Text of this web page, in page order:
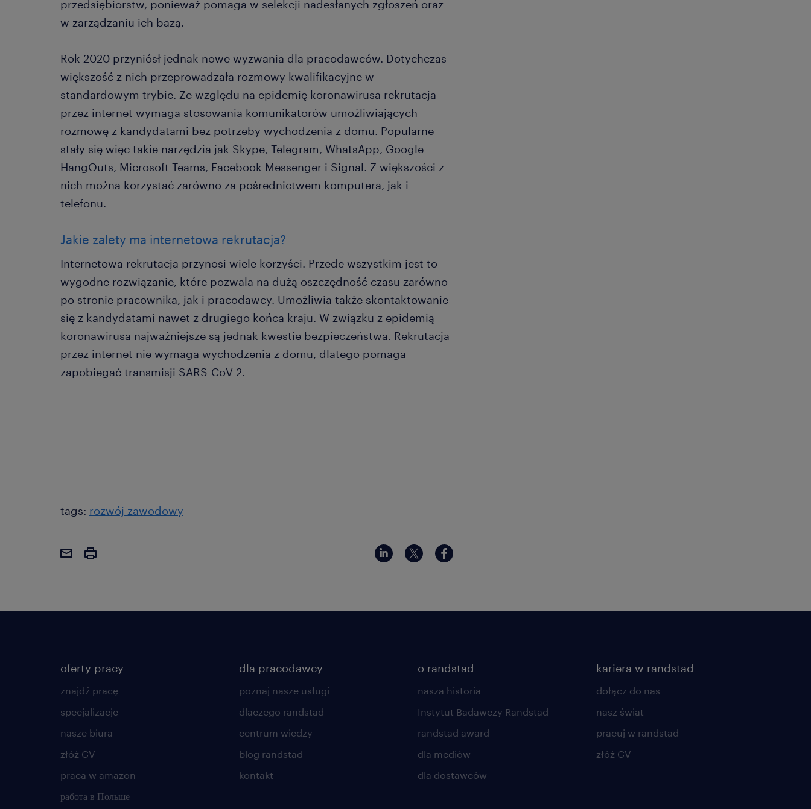
przedsiębiorstw, ponieważ pomaga w selekcji nadesłanych zgłoszeń oraz
w zarządzaniu ich bazą.
Rok 2020 przyniósł jednak nowe wyzwania dla pracodawców. Dotychczas
większość z nich przeprowadzała rozmowy kwalifikacyjne w
standardowym trybie. Ze względu na epidemię koronawirusa rekrutacja
przez internet wymaga stosowania komunikatorów umożliwiających
rozmowę z kandydatami bez potrzeby wychodzenia z domu. Popularne
stały się więc takie narzędzia jak Skype, Telegram, WhatsApp, Google
HangOuts, Microsoft Teams, Facebook Messenger i Signal. Z większości z
nich można korzystać zarówno za pośrednictwem komputera, jak i
telefonu.
Jakie zalety ma internetowa rekrutacja?
Internetowa rekrutacja przynosi wiele korzyści. Przede wszystkim jest to
wygodne rozwiązanie, które pozwala na dużą oszczędność czasu zarówno
po stronie pracownika, jak i pracodawcy. Umożliwia także skontaktowanie
się z kandydatami nawet z drugiego końca kraju. W związku z epidemią
koronawirusa najważniejsze są jednak kwestie bezpieczeństwa. Rekrutacja
przez internet nie wymaga wychodzenia z domu, dlatego pomaga
zapobiegać transmisji SARS-CoV-2.
tags: rozwój zawodowy
oferty pracy
znajdź pracę
specjalizacje
nasze biura
złóż CV
praca w amazon
работа в Польше
dla pracodawcy
poznaj nasze usługi
dlaczego randstad
centrum wiedzy
blog randstad
kontakt
o randstad
nasza historia
Instytut Badawczy Randstad
randstad award
dla mediów
dla dostawców
kariera w randstad
dołącz do nas
nasz świat
pracuj w randstad
złóż CV